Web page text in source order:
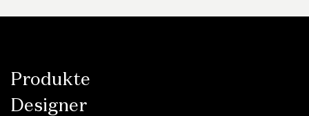
Produkte
Designer